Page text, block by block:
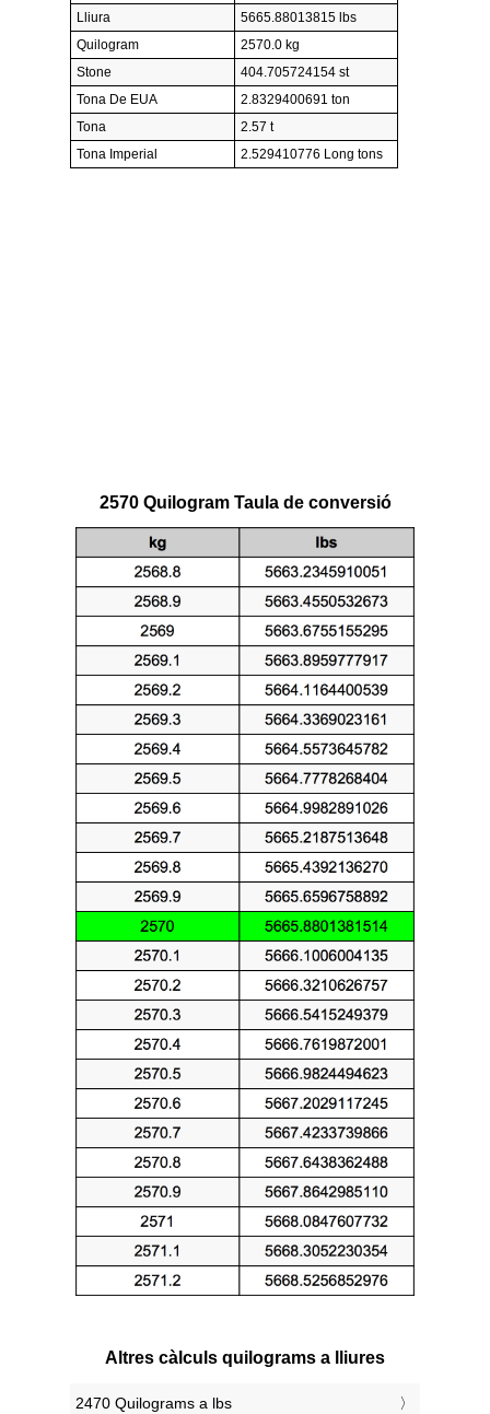
Lliura
5665.88013815 lbs
Quilogram
2570.0 kg
Stone
404.705724154 st
Tona De EUA
2.8329400691 ton
Tona
2.57 t
Tona Imperial
2.529410776 Long tons
2570 Quilogram Taula de conversió
Altres càlculs quilograms a lliures
2470 Quilograms a lbs